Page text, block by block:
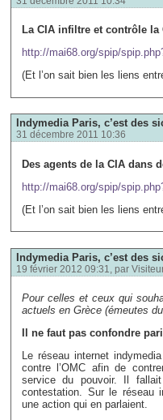
La CIA infiltre et contrôle la
http://mai68.org/spip/
(Et l’on sait bien les liens
Indymedia Paris, c’est des
31 décembre 2011 10:36
Des agents de la CIA dans
http://mai68.org/spip/
(Et l’on sait bien les liens
Indymedia Paris, c’est des
19 février 2012 09:31, par
Pour celles et ceux qui
actuels en Grèce (émeutes
Il ne faut pas confondre
Le réseau internet
contre l’OMC afin de
service du pouvoir. Il
contestation. Sur le réseau
une action qui en parlaient.